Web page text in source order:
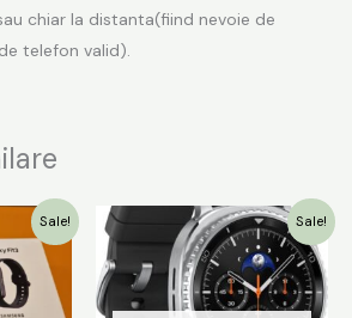
chiar la distanta(fiind nevoie de
telefon valid).
Sale!
lei.
Sale!
Prețul
inițial
a
fost:
1549.00 lei.
Prețul
curent
este:
1099.00 lei.